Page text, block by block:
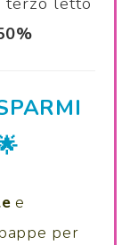
e
per